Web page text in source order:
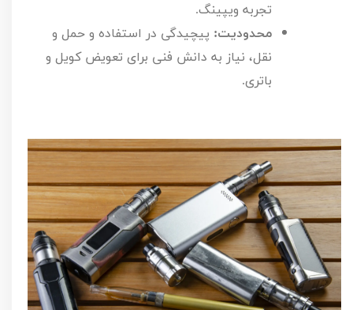
تجربه ویپینگ.
محدودیت: پیچیدگی در استفاده و حمل و
نقل، نیاز به دانش فنی برای تعویض کویل و
باتری.